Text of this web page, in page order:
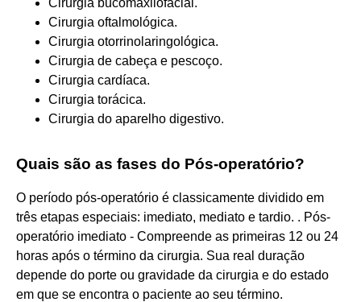
Cirurgia oftalmológica.
Cirurgia otorrinolaringológica.
Cirurgia de cabeça e pescoço.
Cirurgia cardíaca.
Cirurgia torácica.
Cirurgia do aparelho digestivo.
Quais são as fases do Pós-operatório?
O período pós-operatório é classicamente dividido em
três etapas especiais: imediato, mediato e tardio. . Pós-
operatório imediato - Compreende as primeiras 12 ou 24
horas após o término da cirurgia. Sua real duração
depende do porte ou gravidade da cirurgia e do estado
em que se encontra o paciente ao seu término.